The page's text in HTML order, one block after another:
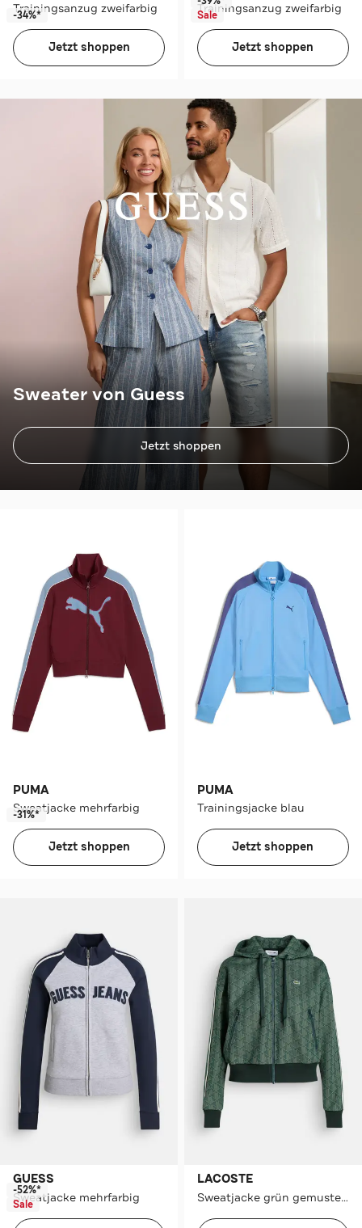
Trainingsanzug zweifarbig
-34%*
Jetzt shoppen
Trainingsanzug zweifarbig
Sale
Jetzt shoppen
PUMA
Sweatjacke mehrfarbig
-31%*
Jetzt shoppen
PUMA
Trainingsjacke blau
Jetzt shoppen
GUESS
Sweatjacke mehrfarbig
-52%*
Sale
LACOSTE
Sweatjacke grün gemustert
Sweater von Guess
Jetzt shoppen